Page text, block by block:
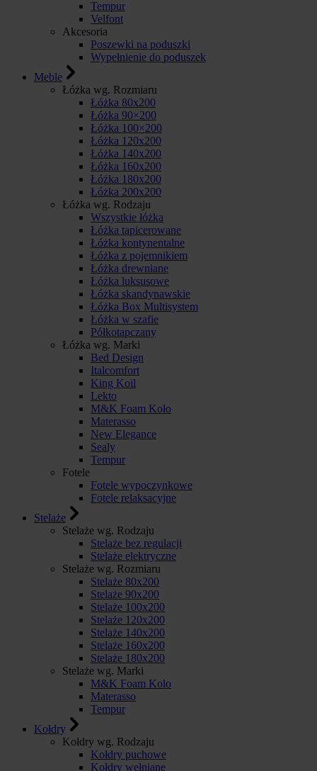
Tempur
Velfont
Akcesoria
Poszewki na poduszki
Wypełnienie do poduszek
Meble
Łóżka wg. Rozmiaru
Łóżka 80x200
Łóżka 90×200
Łóżka 100×200
Łóżka 120x200
Łóżka 140x200
Łóżka 160x200
Łóżka 180x200
Łóżka 200x200
Łóżka wg. Rodzaju
Wszystkie łóżka
Łóżka tapicerowane
Łóżka kontynentalne
Łóżka z pojemnikiem
Łóżka drewniane
Łóżka luksusowe
Łóżka skandynawskie
Łóżka Box Multisystem
Łóżka w szafie
Półkotapczany
Łóżka wg. Marki
Bed Design
Italcomfort
King Koil
Lekto
M&K Foam Koło
Materasso
New Elegance
Sealy
Tempur
Fotele
Fotele wypoczynkowe
Fotele relaksacyjne
Stelaże
Stelaże wg. Rodzaju
Stelaże bez regulacji
Stelaże elektryczne
Stelaże wg. Rozmiaru
Stelaże 80x200
Stelaże 90x200
Stelaże 100x200
Stelaże 120x200
Stelaże 140x200
Stelaże 160x200
Stelaże 180x200
Stelaże wg. Marki
M&K Foam Kolo
Materasso
Tempur
Kołdry
Kołdry wg. Rodzaju
Kołdry puchowe
Kołdry wełniane